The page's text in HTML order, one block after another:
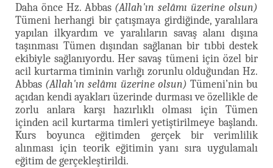
Daha önce Hz. Abbas (Allah'ın selâmı üzerine olsun)
Tümeni herhangi bir çatışmaya girdiğinde, yaralılara
yapılan ilkyardım ve yaralıların savaş alanı dışına
taşınması Tümen dışından sağlanan bir tıbbi destek
ekibiyle sağlanıyordu. Her savaş tümeni için özel bir
acil kurtarma timinin varlığı zorunlu olduğundan Hz.
Abbas (Allah'ın selâmı üzerine olsun) Tümeni’nin bu
açıdan kendi ayakları üzerinde durması ve özellikle de
zorlu anlara karşı hazırlıklı olması için Tümen
içinden acil kurtarma timleri yetiştirilmeye başlandı.
Kurs boyunca eğitimden gerçek bir verimlilik
alınması için teorik eğitimin yanı sıra uygulamalı
eğitim de gerçekleştirildi.